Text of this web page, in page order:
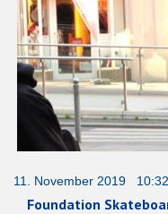
11. November 2019 10:32
Foundation